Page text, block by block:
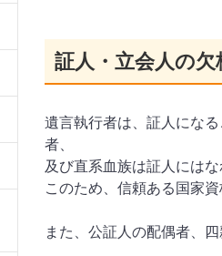
証人・立会人の
遺言執行者は、証人にな
者、
及び直系血族は証人にはな
このため、信頼ある国家
また、公証人の配偶者、